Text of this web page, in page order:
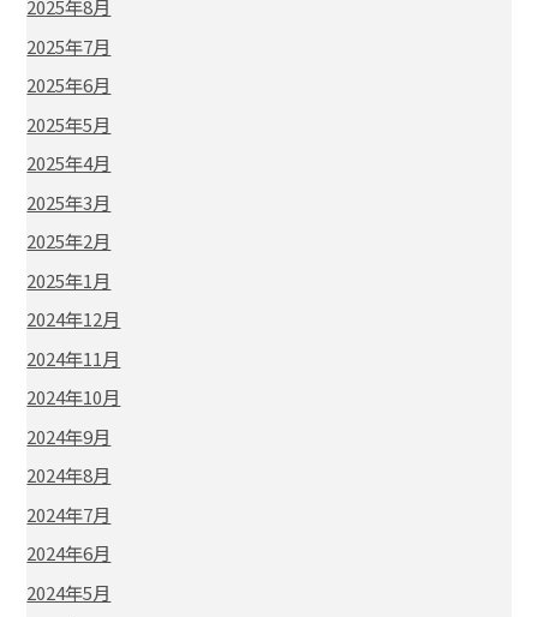
2025年8月
2025年7月
2025年6月
2025年5月
2025年4月
2025年3月
2025年2月
2025年1月
2024年12月
2024年11月
2024年10月
2024年9月
2024年8月
2024年7月
2024年6月
2024年5月